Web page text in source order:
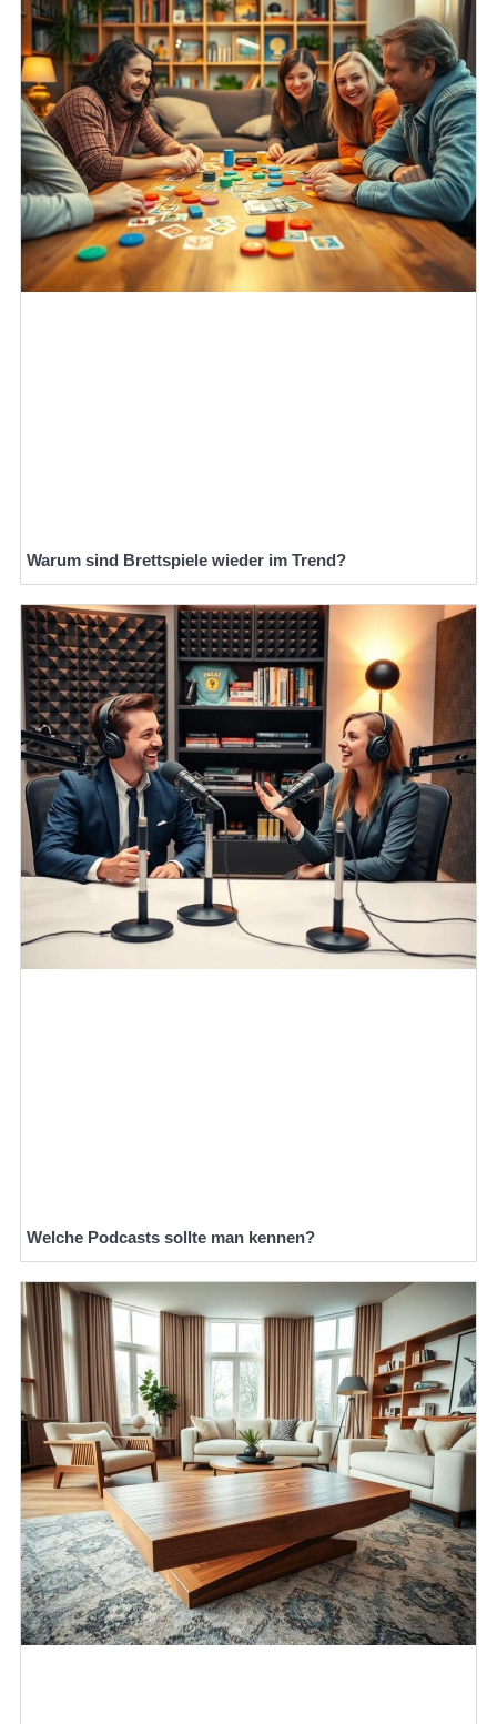
Warum sind Brettspiele wieder im Trend?
Welche Podcasts sollte man kennen?